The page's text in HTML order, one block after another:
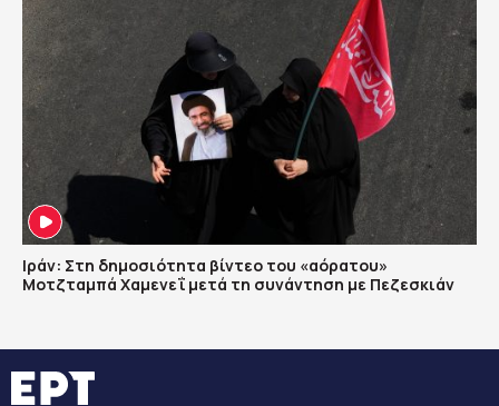
Ιράν: Στη δημοσιότητα βίντεο του «αόρατου»
Μοτζταμπά Χαμενεΐ μετά τη συνάντηση με Πεζεσκιάν